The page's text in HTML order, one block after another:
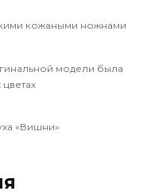
кожаными ножнами
модели была
«Вишни»